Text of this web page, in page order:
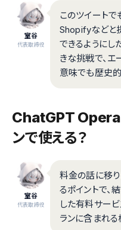
室谷
代表取締役
このツイート
Shopifyなどと
できるように
きな挑戦で、エ
意味でも歴史
ChatGPT
ンで使える？
室谷
代表取締役
料金の話に移り
るポイントで、
した有料サー
ランに含まれる